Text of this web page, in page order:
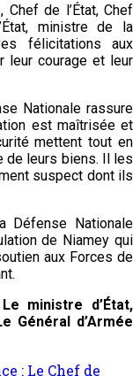
de l’État, Chef
ministre de la
félicitations aux
leur courage et leur
Nationale rassure
est maîtrisée et
mettent tout en
de leurs biens. Il les
suspect dont ils
Défense Nationale
de Niamey qui
aux Forces de
ministre d’État,
Général d’Armée
: Le Chef de